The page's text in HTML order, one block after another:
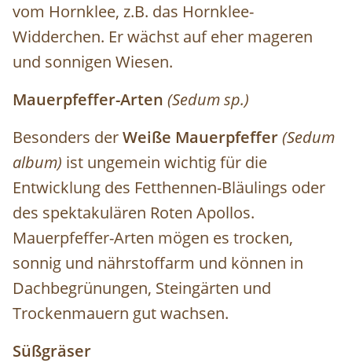
vom Hornklee, z.B. das Hornklee-
Widderchen. Er wächst auf eher mageren
und sonnigen Wiesen.
Mauerpfeffer-Arten (Sedum sp.)
Besonders derWeiße Mauerpfeffer(Sedum
album) ist ungemein wichtigfür die
Entwicklung des Fetthennen-Bläulings oder
des spektakulären Roten Apollos.
Mauerpfeffer-Arten mögen es trocken,
sonnig und nährstoffarm und können in
Dachbegrünungen, Steingärten und
Trockenmauern gut wachsen.
Süßgräser